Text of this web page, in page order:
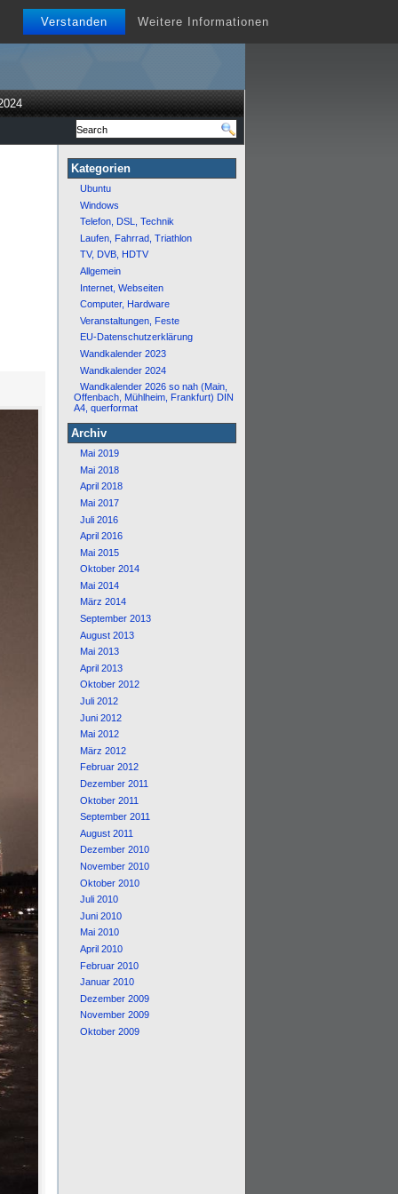
Verstanden Weitere Informationen
Kategorien
Ubuntu
Windows
Telefon, DSL, Technik
Laufen, Fahrrad, Triathlon
TV, DVB, HDTV
Allgemein
Internet, Webseiten
Computer, Hardware
Veranstaltungen, Feste
EU-Datenschutzerklärung
Wandkalender 2023
Wandkalender 2024
Wandkalender 2026 so nah (Main,
Offenbach, Mühlheim, Frankfurt) DIN
A4, querformat
Archiv
Mai 2019
Mai 2018
April 2018
Mai 2017
Juli 2016
April 2016
Mai 2015
Oktober 2014
Mai 2014
März 2014
September 2013
August 2013
Mai 2013
April 2013
Oktober 2012
Juli 2012
Juni 2012
Mai 2012
März 2012
Februar 2012
Dezember 2011
Oktober 2011
September 2011
August 2011
Dezember 2010
November 2010
Oktober 2010
Juli 2010
Juni 2010
Mai 2010
April 2010
Februar 2010
Januar 2010
Dezember 2009
November 2009
Oktober 2009